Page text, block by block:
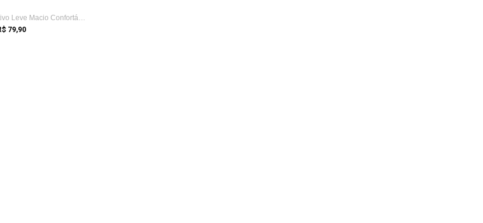
Tênis Esportivo Leve Macio Confortável D...
79,90